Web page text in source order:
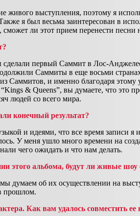
живого выступления, поэтому я
я был весьма заинтересован в
сможет ли этот прием перенести песни
первый Саммит в Лос-
Саммиты в еще восьми
Саммитов, и именно благодаря этому
& Queens”, вы думаете, что это
людей со всего мира.
конечный результат?
и идеями, что все время записи
У меня ушло много времени на
чего ожидать и что нам делать.
этого альбома, будут ли живые
думаем об их осуществлении на
прошлом.
Как вам удалось совместить ее